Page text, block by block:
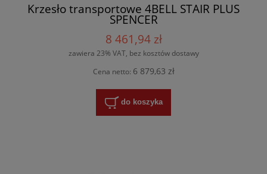
Krzesło transportowe 4BELL STAIR PLUS
SPENCER
8 461,94 zł
zawiera 23% VAT, bez kosztów dostawy
Cena netto: 6 879,63 zł
do koszyka